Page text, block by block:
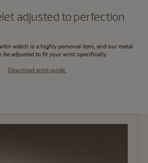
adjusted to perfection
watch is a highly personal item, and our metal
be adjusted to fit your wrist specifically.
Download wrist guide